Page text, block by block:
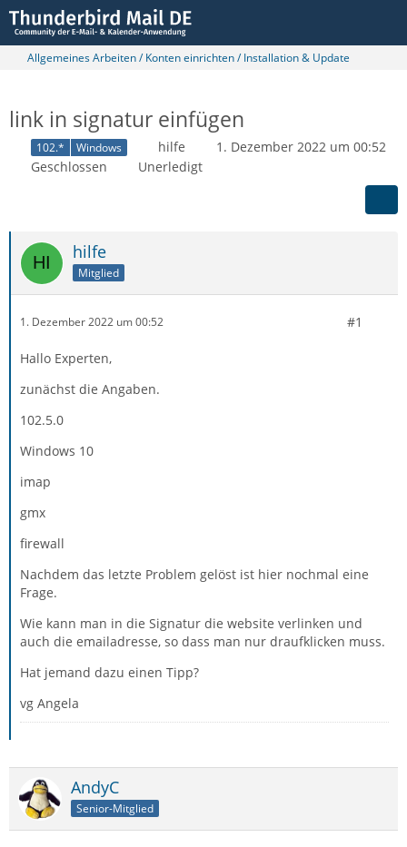
Allgemeines Arbeiten / Konten einrichten / Installation & Update
link in signatur einfügen
102.* Windows hilfe
1. Dezember 2022 um 00:52
Geschlossen
Unerledigt
hilfe
Mitglied
1. Dezember 2022 um 00:52 #1
Hallo Experten,
zunächst die Angaben.
102.5.0
Windows 10
imap
gmx
firewall
Nachdem das letzte Problem gelöst ist hier nochmal eine
Frage.
Wie kann man in die Signatur die website verlinken und
auch die emailadresse, so dass man nur draufklicken muss.
Hat jemand dazu einen Tipp?
vg Angela
AndyC
Senior-Mitglied